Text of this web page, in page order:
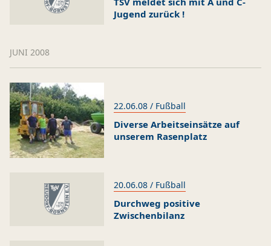
Jugend zurück !
JUNI 2008
22.06.08 / Fußball
Diverse Arbeitseinsätze auf
unserem Rasenplatz
20.06.08 / Fußball
Durchweg positive
Zwischenbilanz